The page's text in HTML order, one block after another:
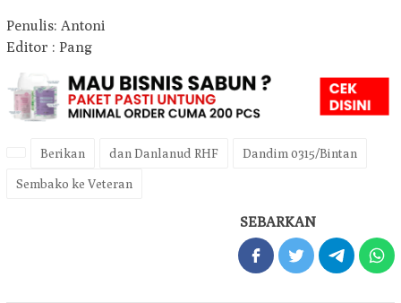
Penulis: Antoni
Editor : Pang
Berikan dan Danlanud RHF Dandim 0315/Bintan
Sembako ke Veteran
SEBARKAN